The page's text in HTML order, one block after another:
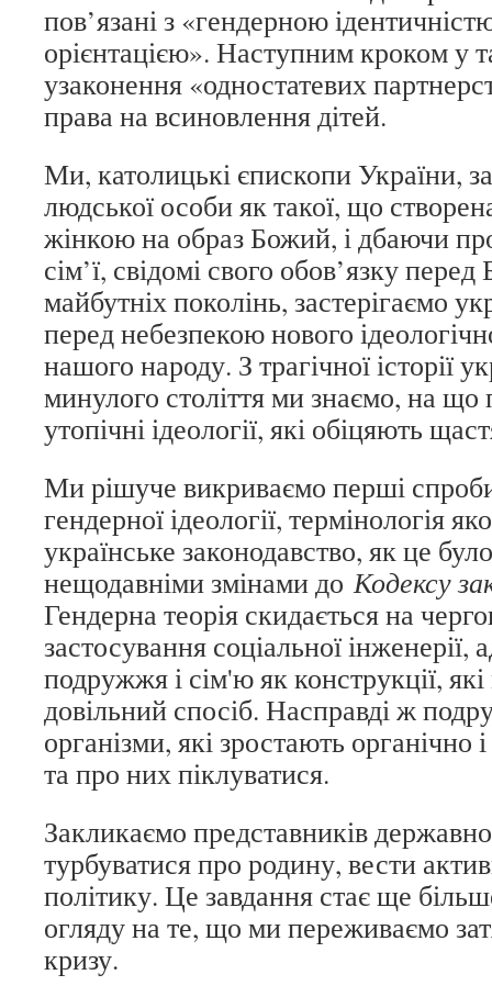
пов’язані з «гендерною
орієнтацією». Наступним кроком у
узаконення «одностатевих
права на всиновлення дітей.
Ми, католицькі єпископи України,
людської особи як такої, що
жінкою на образ Божий, і дбаючи про
сім’ї, свідомі свого обов’язку
майбутніх поколінь, застерігаємо
перед небезпекою нового
нашого народу. З трагічної історії
минулого століття ми знаємо, на
утопічні ідеології, які обіцяють
Ми рішуче викриваємо перші
гендерної ідеології, термінологія
українське законодавство, як це
нещодавніми змінами доКодексу
Гендерна теорія скидається на
застосування соціальної
подружжя і сім'ю як конструкції,
довільний спосіб. Насправді ж
організми, які зростають органічно
та про них піклуватися.
Закликаємо представників
турбуватися про родину, вести
політику. Це завдання стає ще
огляду на те, що ми переживаємо
кризу.